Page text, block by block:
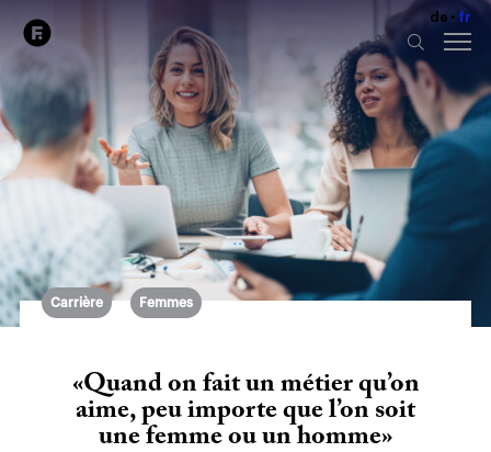
de fr
Carrière Femmes
«Quand on fait un métier qu’on
aime, peu importe que l’on soit
une femme ou un homme»